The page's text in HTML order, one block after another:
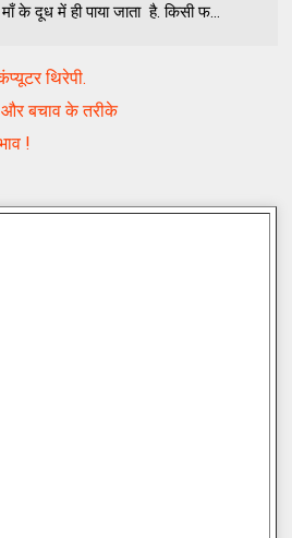
के दूध में ही पाया जाता है. किसी फ...
थिरेपी.
और बचाव के तरीके
!